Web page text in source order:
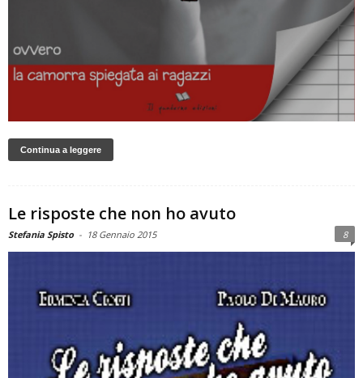
Continua a leggere
Le risposte che non ho avuto
Stefania Spisto - 18 Gennaio 2015 8